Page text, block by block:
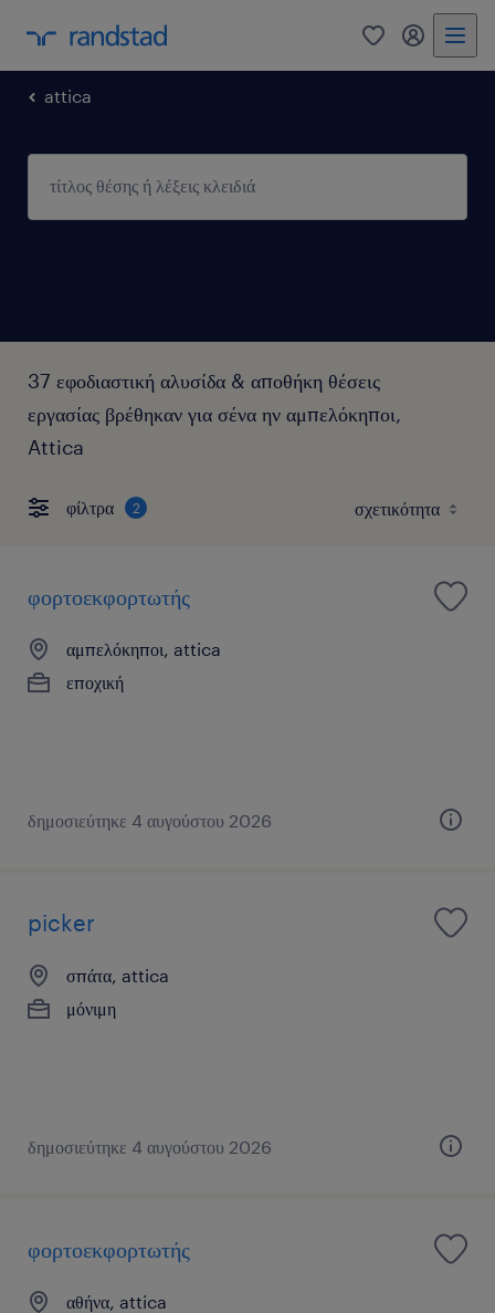
0 my
attica
37 εφοδιαστική αλυσίδα & αποθήκη θέσεις
εργασίας βρέθηκαν για σένα ην αμπελόκηποι,
Attica
φίλτρα 2
φορτοεκφορτωτής
αμπελόκηποι, attica
εποχική
δημοσιεύτηκε 4 αυγούστου 2026
picker
σπάτα, attica
μόνιμη
δημοσιεύτηκε 4 αυγούστου 2026
φορτοεκφορτωτής
αθήνα, attica